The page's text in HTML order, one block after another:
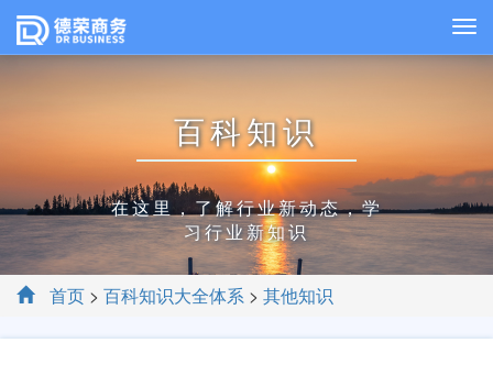
百科知识
在这里，了解行业新动态，学
习行业新知识
首页 > 百科知识大全体系 > 其他知识